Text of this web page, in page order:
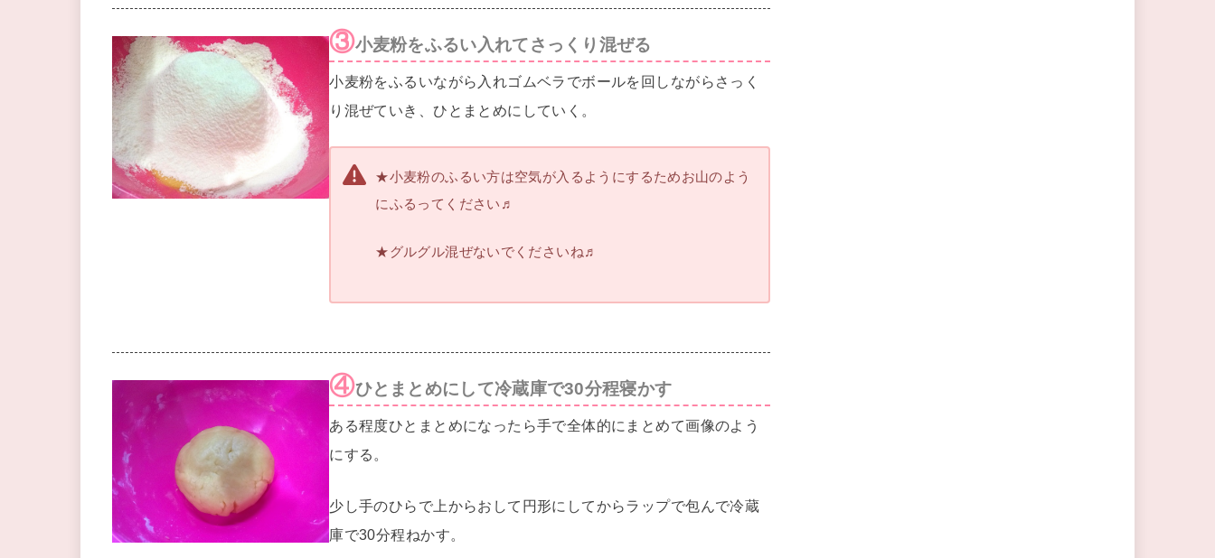
③小麦粉をふるい入れてさっくり混ぜる
小麦粉をふるいながら入れゴムベラでボールを回しながらさっく
り混ぜていき、ひとまとめにしていく。
★小麦粉のふるい方は空気が入るようにするためお山のよう
にふるってください♬
★グルグル混ぜないでくださいね♬
④ひとまとめにして冷蔵庫で30分程寝かす
ある程度ひとまとめになったら手で全体的にまとめて画像のよう
にする。
少し手のひらで上からおして円形にしてからラップで包んで冷蔵
庫で30分程ねかす。